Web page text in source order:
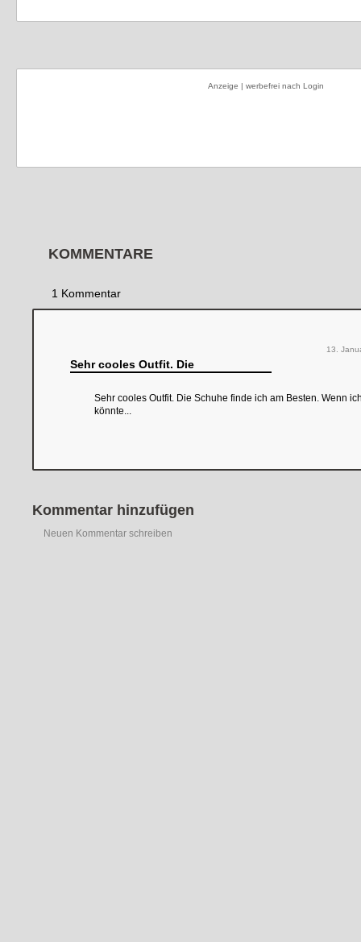
Anzeige | werbefrei nach Login
KOMMENTARE
1 Kommentar
Sehr cooles Outfit. Die
13.
Sehr cooles Outfit. Die Schuhe finde ich am Besten. Wenn
könnte...
Kommentar hinzufügen
Neuen Kommentar schreiben